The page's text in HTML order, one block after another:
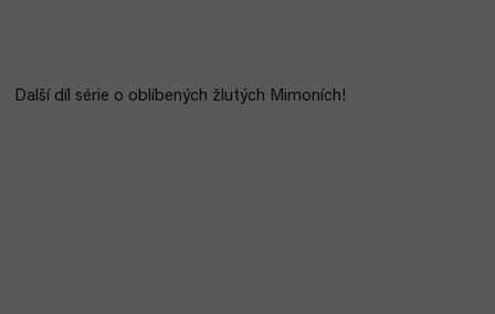
Další díl série o oblíbených žlutých Mimoních!